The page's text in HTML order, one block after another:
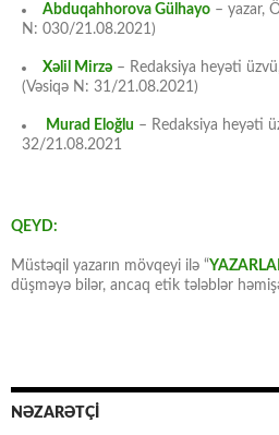
Abduqahhorova Gülhayo – yazar,
N: 030/21.08.2021)
Xəlil Mirzə – Redaksiya heyəti
(Vəsiqə N: 31/21.08.2021)
Murad Eloğlu – Redaksiya heyəti
32/21.08.2021
QEYD:
Müstəqil yazarın mövqeyi ilə “
düşməyə bilər, ancaq etik tələblər
NƏZARƏTÇİ